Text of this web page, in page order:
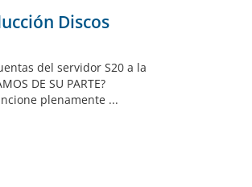
Discos
del servidor S20 a la
DE SU PARTE?
plenamente ...